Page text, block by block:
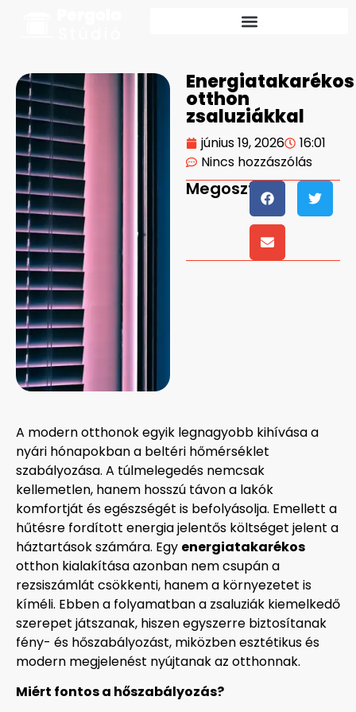
Energiatakarékos
otthon
zsaluziákkal
június 19, 2026
16:01
Nincs hozzászólás
Megosztás:
A modern otthonok egyik legnagyobb kihívása a
nyári hónapokban a beltéri hőmérséklet
szabályozása. A túlmelegedés nemcsak
kellemetlen, hanem hosszú távon a lakók
komfortját és egészségét is befolyásolja. Emellett a
hűtésre fordított energia jelentős költséget jelent a
háztartások számára. Egy energiatakarékos
otthon kialakítása azonban nem csupán a
rezsiszámlát csökkenti, hanem a környezetet is
kíméli. Ebben a folyamatban a zsaluziák kiemelkedő
szerepet játszanak, hiszen egyszerre biztosítanak
fény- és hőszabályozást, miközben esztétikus és
modern megjelenést nyújtanak az otthonnak.
Miért fontos a hőszabályozás?